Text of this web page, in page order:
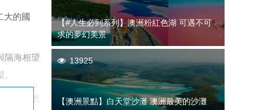
深圳 香港
大的國
隔海相望
邇的自然
【#人生必到系列】澳洲粉紅色湖 可遇不可
求的夢幻美景
【澳洲景點】白天堂沙灘 澳洲最美的沙灘​
13925